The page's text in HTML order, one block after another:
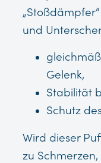
und
Gelenk,
Stabilität
Schutz
Wird dieser
zu